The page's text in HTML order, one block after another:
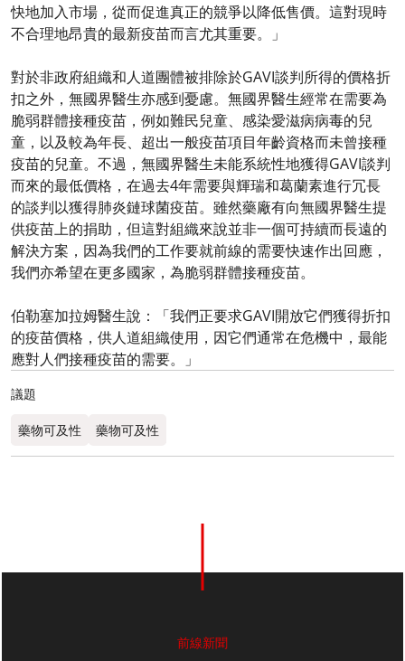
快地加入市場，從而促進真正的競爭以降低售價。這對現時
不合理地昂貴的最新疫苗而言尤其重要。」
對於非政府組織和人道團體被排除於GAVI談判所得的價格折
扣之外，無國界醫生亦感到憂慮。無國界醫生經常在需要為
脆弱群體接種疫苗，例如難民兒童、感染愛滋病病毒的兒
童，以及較為年長、超出一般疫苗項目年齡資格而未曾接種
疫苗的兒童。不過，無國界醫生未能系統性地獲得GAVI談判
而來的最低價格，在過去4年需要與輝瑞和葛蘭素進行冗長
的談判以獲得肺炎鏈球菌疫苗。雖然藥廠有向無國界醫生提
供疫苗上的捐助，但這對組織來說並非一個可持續而長遠的
解決方案，因為我們的工作要就前線的需要快速作出回應，
我們亦希望在更多國家，為脆弱群體接種疫苗。
伯勒塞加拉姆醫生說：「我們正要求GAVI開放它們獲得折扣
的疫苗價格，供人道組織使用，因它們通常在危機中，最能
應對人們接種疫苗的需要。」
議題
藥物可及性 藥物可及性
前線新聞